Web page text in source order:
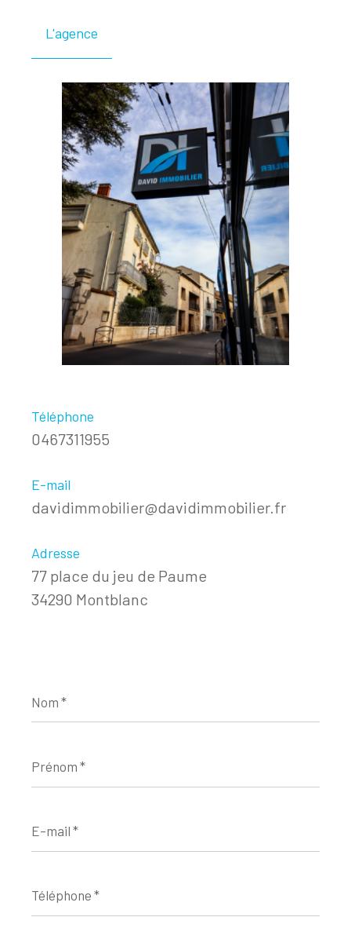
L'agence
Téléphone
0467311955
E-mail
davidimmobilier@davidimmobilier.fr
Adresse
77 place du jeu de Paume
34290 Montblanc
*
*
mail
*
*